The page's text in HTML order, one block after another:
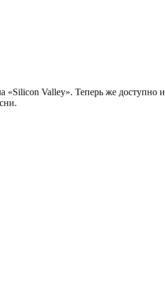
«Silicon Valley». Теперь же доступно и